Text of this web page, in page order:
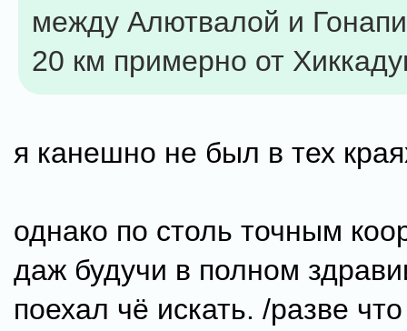
между Алютвалой и
20 км примерно от
я канешно не был в тех
однако по столь точным
даж будучи в полном
поехал чё искать. /разве